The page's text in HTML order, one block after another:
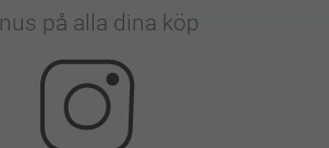
på alla dina köp